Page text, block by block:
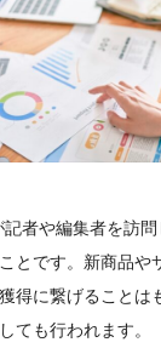
者や編集者を訪
とです。新商品や
得に繋げることは
ても行われます。